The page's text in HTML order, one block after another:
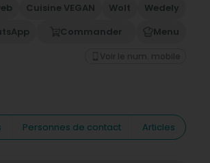
Cuisine VEGAN Wolt
Wedely
Commander Menu
Voir le num. mobile
Personnes de contact Articles